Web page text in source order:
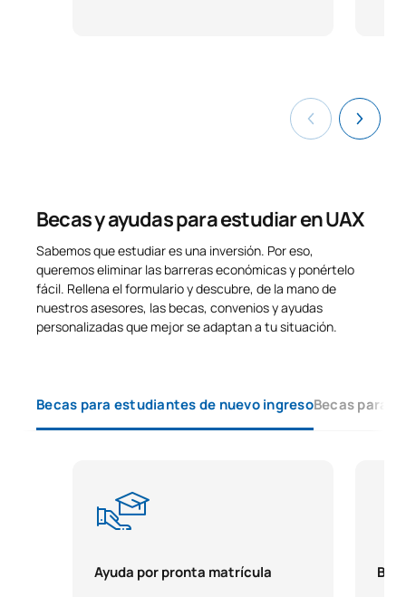
Becas y ayudas para estudiar en UAX
Sabemos que estudiar es una inversión. Por eso,
queremos eliminar las barreras económicas y ponértelo
fácil. Rellena el formulario y descubre, de la mano de
nuestros asesores, las becas, convenios y ayudas
personalizadas que mejor se adaptan a tu situación.
Becas para estudiantes de nuevo ingresoBecas para
Ayuda por pronta matrícula